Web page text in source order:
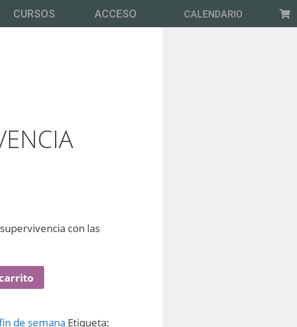
CURSOS ACCESO CALENDARIO
con las
de semana Etiqueta: